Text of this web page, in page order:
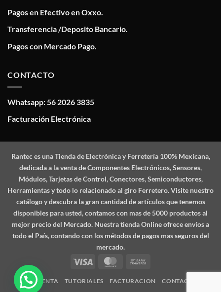
Pagos en Efectivo en Oxxo.
Transferencia /Deposito Bancario.
Pagos con Mercado Pago.
CONTACTO
Whatsapp: 56 2026 3835
Facturación Electrónica
Ranteces una Tienda de Electrónica y Ferretería 100% Mexicana,
dedicada a la venta de Componentes Electrónicos, Sensores,
Módulos, Tarjetas de Control, Conectores, Semiconductores,
Herramientas y todo lo relacionado al giro Ferretero. Visite nuestro
catálogo y descubra la gran cantidad de artículos que tenemos
disponibles para usted, contamos con mas de 5000 productos al
mejor precio del Mercado. Nuestra tienda Online ofrece envíos a
todo el País, contando con los métodos de pagos mas seguros del
mercado.
Visa
MasterCard
MI CUENTA TUTORIALES FACTURACION CONTACTO